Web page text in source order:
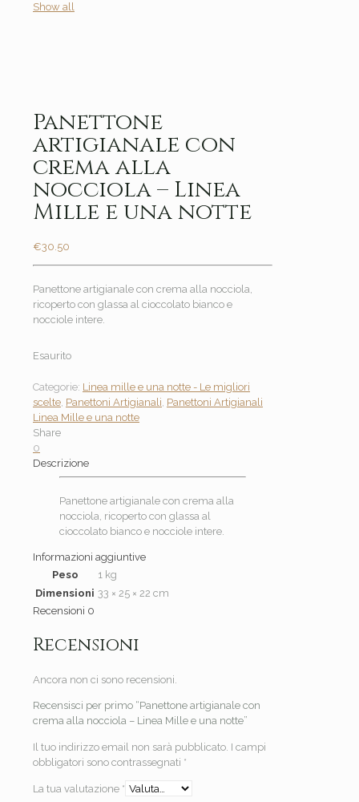
Show all
Panettone
artigianale con
crema alla
nocciola – Linea
Mille e una notte
€30.50
Panettone artigianale con crema alla nocciola,
ricoperto con glassa al cioccolato bianco e
nocciole intere.
Esaurito
Categorie: Linea mille e una notte - Le migliori
scelte, Panettoni Artigianali, Panettoni Artigianali
Linea Mille e una notte
Share
0
Descrizione
Panettone artigianale con crema alla
nocciola, ricoperto con glassa al
cioccolato bianco e nocciole intere.
Informazioni aggiuntive
Peso
1 kg
Dimensioni 33 × 25 × 22 cm
Recensioni 0
Recensioni
Ancora non ci sono recensioni.
Recensisci per primo “Panettone artigianale con
crema alla nocciola – Linea Mille e una notte”
Il tuo indirizzo email non sarà pubblicato. I campi
obbligatori sono contrassegnati *
La tua valutazione *